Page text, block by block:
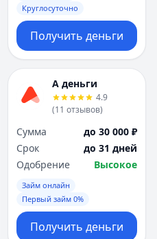
Круглосуточно
Получить деньги
А деньги
4.9
(11 отзывов)
Сумма
до 30 000 ₽
Срок
до 31 дней
Одобрение
Высокое
Займ онлайн
Первый займ 0%
Получить деньги